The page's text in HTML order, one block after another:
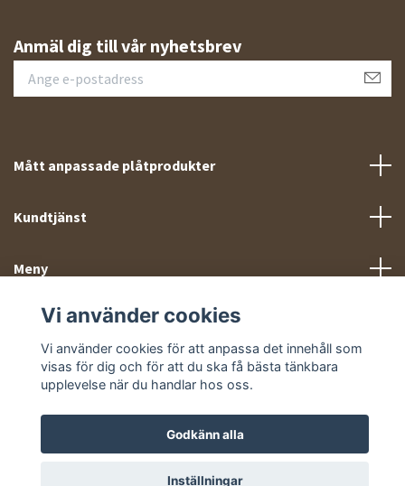
Anmäl dig till vår nyhetsbrev
Mått anpassade plåtprodukter
Kundtjänst
Meny
Sociala medier
Vi använder cookies
Vi använder cookies för att anpassa det innehåll som
visas för dig och för att du ska få bästa tänkbara
upplevelse när du handlar hos oss.
Godkänn alla
Inställningar